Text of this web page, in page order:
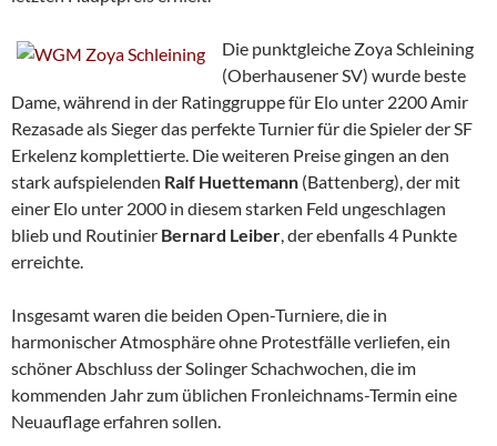
Die punktgleiche Zoya Schleining
(Oberhausener SV) wurde beste
Dame, während in der Ratinggruppe für Elo unter 2200 Amir
Rezasade als Sieger das perfekte Turnier für die Spieler der SF
Erkelenz komplettierte. Die weiteren Preise gingen an den
stark aufspielenden Ralf Huettemann (Battenberg), der mit
einer Elo unter 2000 in diesem starken Feld ungeschlagen
blieb und Routinier Bernard Leiber, der ebenfalls 4 Punkte
erreichte.
Insgesamt waren die beiden Open-Turniere, die in
harmonischer Atmosphäre ohne Protestfälle verliefen, ein
schöner Abschluss der Solinger Schachwochen, die im
kommenden Jahr zum üblichen Fronleichnams-Termin eine
Neuauflage erfahren sollen.